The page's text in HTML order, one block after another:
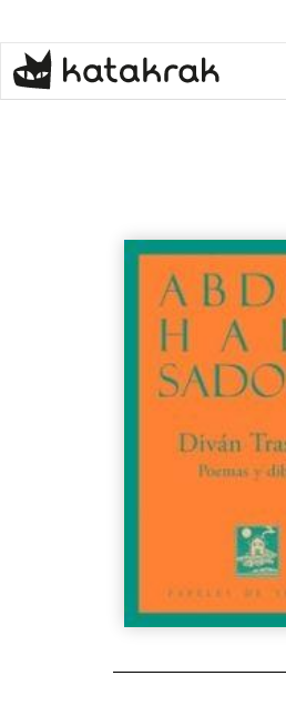
contenido
principal